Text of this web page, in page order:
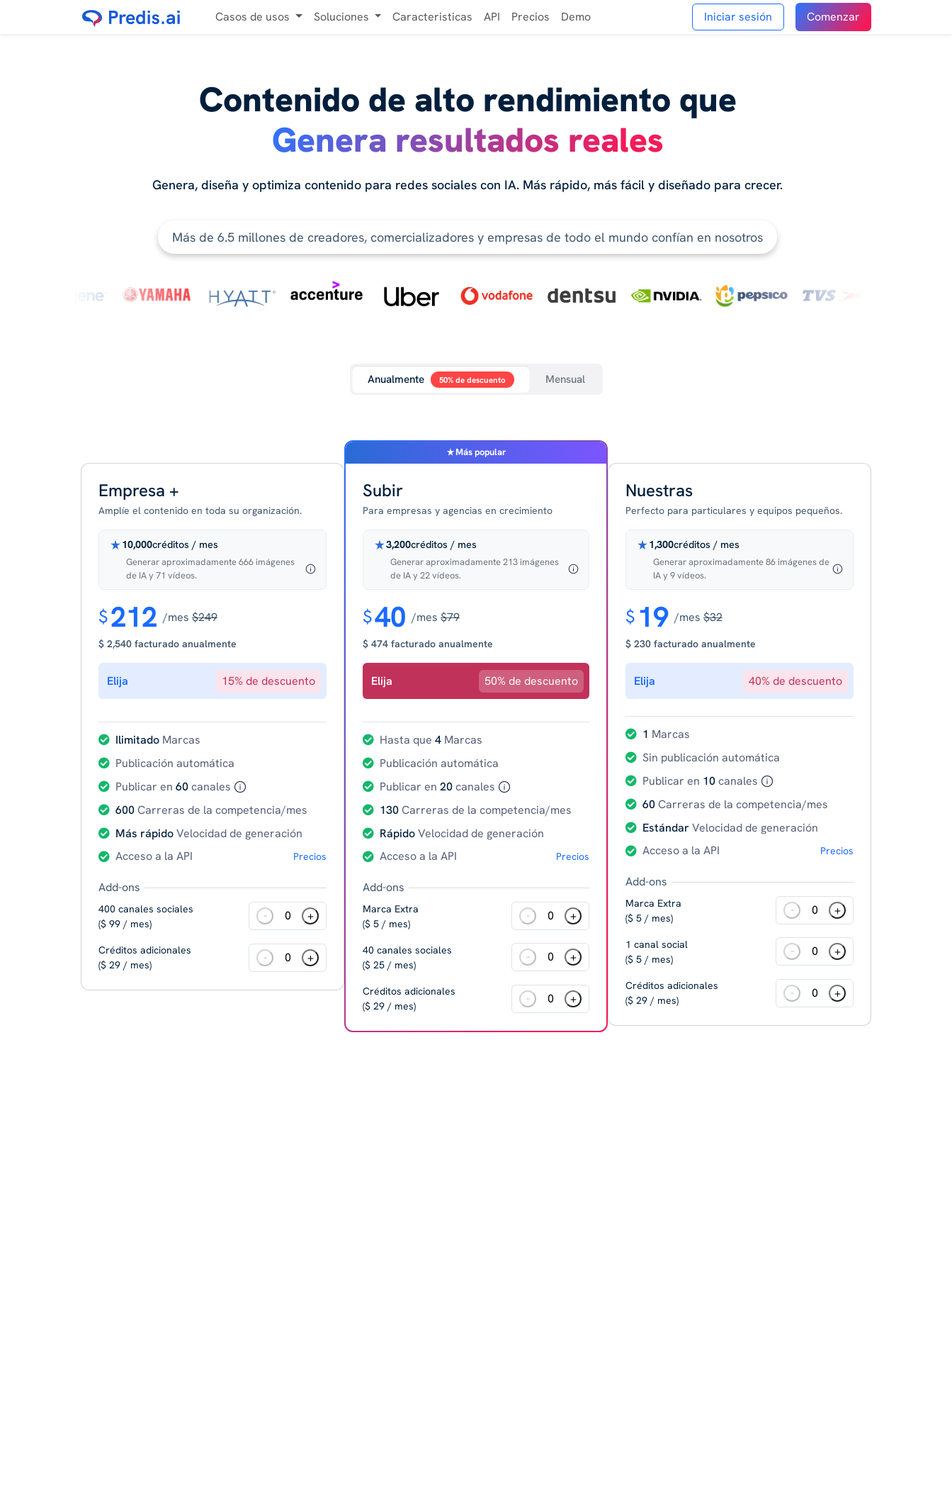
Casos de usos Soluciones Caracteristicas API Precios Demo Iniciar sesión Comenzar
Contenido de alto rendimiento que
Genera resultados reales
Genera, diseña y optimiza contenido para redes sociales con IA. Más rápido, más fácil y diseñado para crecer.
Más de 6.5 millones de creadores, comercializadores y empresas de todo el mundo confían en nosotros
Anualmente 50% de descuento Mensual
Empresa +
Amplíe el contenido en toda su organización.
10,000créditos / mes
Generar aproximadamente 666 imágenes
de IA y 71 vídeos.
$212 /mes $249
$ 2,540 facturado anualmente
Elija 15% de descuento
Ilimitado Marcas
Publicación automática
Publicar en 60canales
600Carreras de la competencia/mes
Más rápidoVelocidad de generación
Acceso a la API
Precios
Add-ons
400 canales sociales
($ 99 / mes)
- +
Créditos adicionales
($ 29 / mes)
- +
Más popular
Subir
Para empresas y agencias en crecimiento
3,200créditos / mes
Generar aproximadamente 213 imágenes
de IA y 22 vídeos.
$40 /mes $79
$ 474 facturado anualmente
Elija 50% de descuento
Hasta que 4 Marcas
Publicación automática
Publicar en 20canales
130Carreras de la competencia/mes
RápidoVelocidad de generación
Acceso a la API
Precios
Add-ons
Marca Extra
($ 5 / mes)
- +
40 canales sociales
($ 25 / mes)
- +
Créditos adicionales
($ 29 / mes)
- +
Nuestras
Perfecto para particulares y equipos pequeños.
1,300créditos / mes
Generar aproximadamente 86 imágenes de
IA y 9 vídeos.
$ 19 /mes $32
$ 230 facturado anualmente
Elija 40% de descuento
1 Marcas
Sin publicación automática
Publicar en 10canales
60Carreras de la competencia/mes
EstándarVelocidad de generación
Acceso a la API
Precios
Add-ons
Marca Extra
($ 5 / mes)
- +
1 canal social
($ 5 / mes)
- +
Créditos adicionales
($ 29 / mes)
- +